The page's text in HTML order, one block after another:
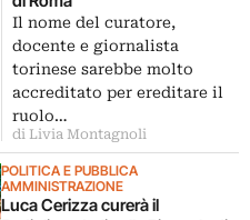
Il nome del curatore,
docente e giornalista
torinese sarebbe molto
accreditato per ereditare il
ruolo…
di Livia Montagnoli
POLITICA E PUBBLICA
AMMINISTRAZIONE
Luca Cerizza curerà il